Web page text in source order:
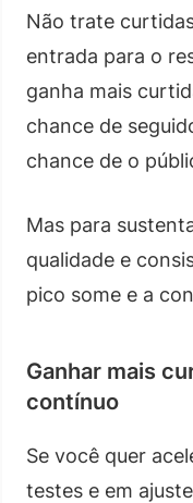
Não trate
entrada para o
ganha mais
chance de
chance de o
Mas para
qualidade e
pico some e a
Ganhar mais
contínuo
Se você quer
testes e em